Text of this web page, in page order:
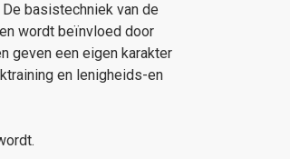
basistechniek van de
wordt beïnvloed door
geven een eigen karakter
en lenigheids-en